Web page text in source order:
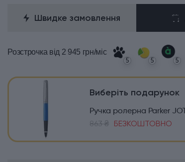
Швидке замовлення
Розстрочка від 2 945 грн/міс
5 5 5
Виберіть подарунок
863 ₴ БЕЗКОШТОВНО